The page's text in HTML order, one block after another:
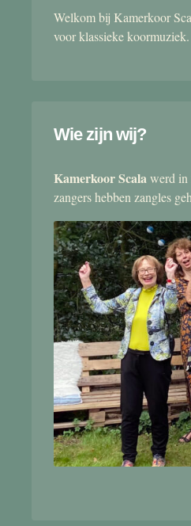
Welkom bij Kamerkoor
voor klassieke
Wie zijn wij?
Kamerkoor Scalawerd in
zangers hebben zangles